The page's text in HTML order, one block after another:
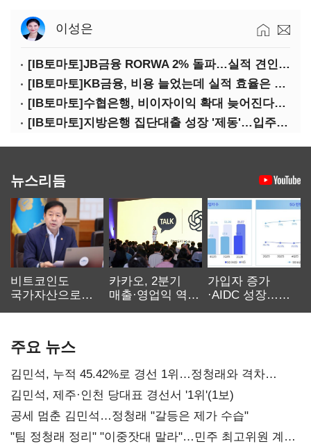
이성은
[IB토마토]JB금융 RORWA 2% 돌파…실적 견인은 은행 아닌 캐피탈
[IB토마토]KB금융, 비용 늘었는데 실적 효율은 개선…증권 호황 효과
[IB토마토]수협은행, 비이자이익 확대 늦어진다…공모운용사 인가 연말로
[IB토마토]지방은행 집단대출 성장 '제동'…입주절벽에 반사이익도 희박
뉴스리듬
비트코인도
국가자산으로…'
카카오, 2분기
매출·영업익 역대
가입자 증가
·AIDC 성장…
주요 뉴스
김민석, 누적 45.42%로 경선 1위…정청래와 격차
0.86%p(2보)
김민석, 제주·인천 당대표 경선서 '1위'(1보)
공세 멈춘 김민석…정청래 "갈등은 제가 수습"
"팀 정청래 정리" "이중잣대 말라"…민주 최고위원 계파